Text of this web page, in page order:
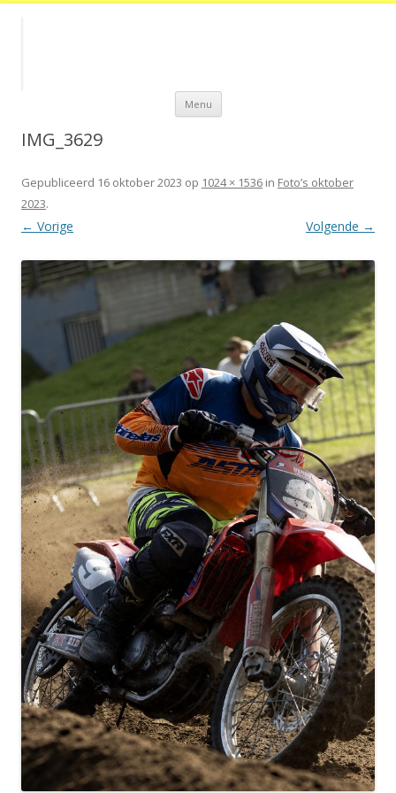
Menu Spring
de
IMG_3629
Gepubliceerd 16 oktober 2023 op 1024 × 1536 in Foto’s oktober
2023.
← Vorige Volgende →